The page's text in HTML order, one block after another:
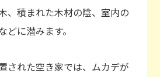
、積まれた木材の陰、室内の
に潜みます。
された空き家では、ムカデが